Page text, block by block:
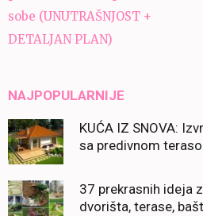
sobe (UNUTRAŠNJOST +
DETALJAN PLAN)
NAJPOPULARNIJE
KUĆA IZ SNOVA:
sa predivnom
37 prekrasnih ideja
dvorišta, terase,